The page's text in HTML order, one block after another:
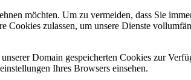
möchten. Um zu vermeiden, dass Sie
Cookies zulassen, um unsere Dienste
Domain gespeicherten Cookies zur
Ihres Browsers einsehen.